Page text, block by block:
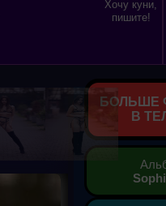
Хочу куни,
пишите!
БОЛЬШЕ
В